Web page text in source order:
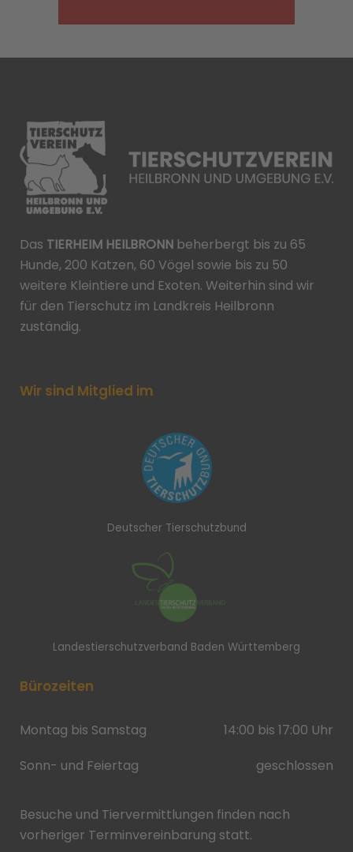
Das TIERHEIM HEILBRONN beherbergt bis zu 65
Hunde, 200 Katzen, 60 Vögel sowie bis zu 50
weitere Kleintiere und Exoten. Weiterhin sind wir
für den Tierschutz im Landkreis Heilbronn
zuständig.
Wir sind Mitglied im
Deutscher Tierschutzbund
Landestierschutzverband Baden Württemberg
Bürozeiten
Montag bis Samstag
14:00 bis 17:00 Uhr
Sonn- und Feiertag
geschlossen
Besuche und Tiervermittlungen finden nach
vorheriger Terminvereinbarung statt.